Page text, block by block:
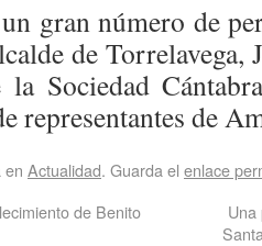
gran número de
de Torrelavega,
la Sociedad
representantes de
en Actualidad. Guarda el enlace
de Benito